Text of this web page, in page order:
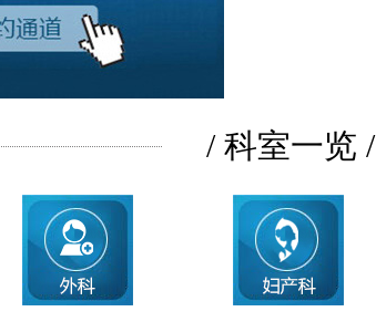
/ 科室一览 /